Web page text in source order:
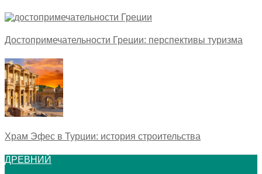
Достопримечательности Греции: перспективы туризма
Храм Эфес в Турции: история строительства
ДРЕВНИЙ